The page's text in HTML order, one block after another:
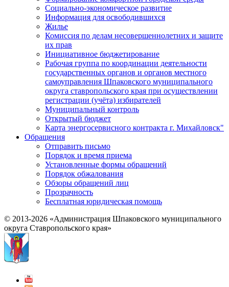
Социально-экономическое развитие
Информация для освободившихся
Жилье
Комиссия по делам несовершеннолетних и защите
их прав
Инициативное бюджетирование
Рабочая группа по координации деятельности
государственных органов и органов местного
самоуправления Шпаковского муниципального
округа ставропольского края при осуществлении
регистрации (учёта) избирателей
Муниципальный контроль
Открытый бюджет
Карта энергосервисного контракта г. Михайловск"
Обращения
Отправить письмо
Порядок и время приема
Установленные формы обращений
Порядок обжалования
Обзоры обращений лиц
Прозрачность
Бесплатная юридическая помощь
© 2013-2026 «Администрация Шпаковского муниципального
округа Ставропольского края»